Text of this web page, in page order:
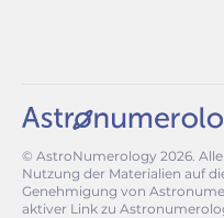
© AstroNumerology 2026.
Nutzung der Materialien auf
Genehmigung von
aktiver Link zu